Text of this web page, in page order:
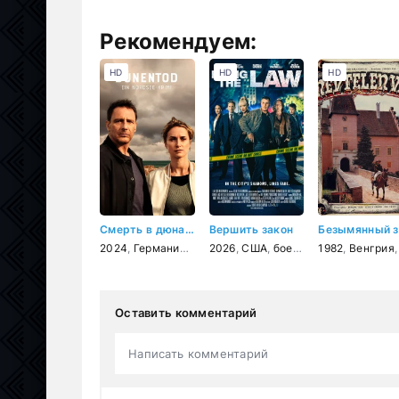
Рекомендуем:
Смерть в дюнах. Преступления на северном море
2024 Германия , криминал
HD
Вершить закон
2026 ,США боевик триллер,
HD
1982 Венгрия
HD
Оставить комментарий
Написать комментарий